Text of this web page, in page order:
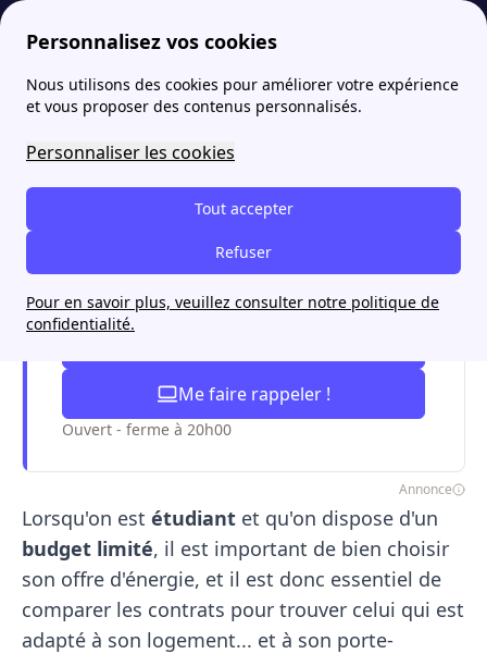
Personnalisez vos cookies
Nous utilisons des cookies pour améliorer votre expérience
et vous proposer des contenus personnalisés.
Personnaliser les cookies
Tout accepter
Refuser
Pour en savoir plus, veuillez consulter notre politique de
confidentialité.
papernest Abonnement électricité Abonnement EDF pour étudiant
Abonnement EDF pour
étudiant
Je souscris de l'electricité moins
chère
Me faire rappeler !
Ouvert - ferme à 20h00
Annonce
Lorsqu'on est étudiant et qu'on dispose d'un
budget limité, il est important de bien choisir
son offre d'énergie, et il est donc essentiel de
comparer les contrats pour trouver celui qui est
adapté à son logement... et à son porte-